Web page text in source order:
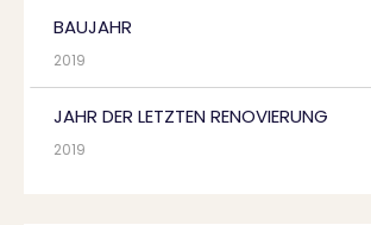
BAUJAHR
2019
JAHR DER LETZTEN RENOVIERUNG
2019